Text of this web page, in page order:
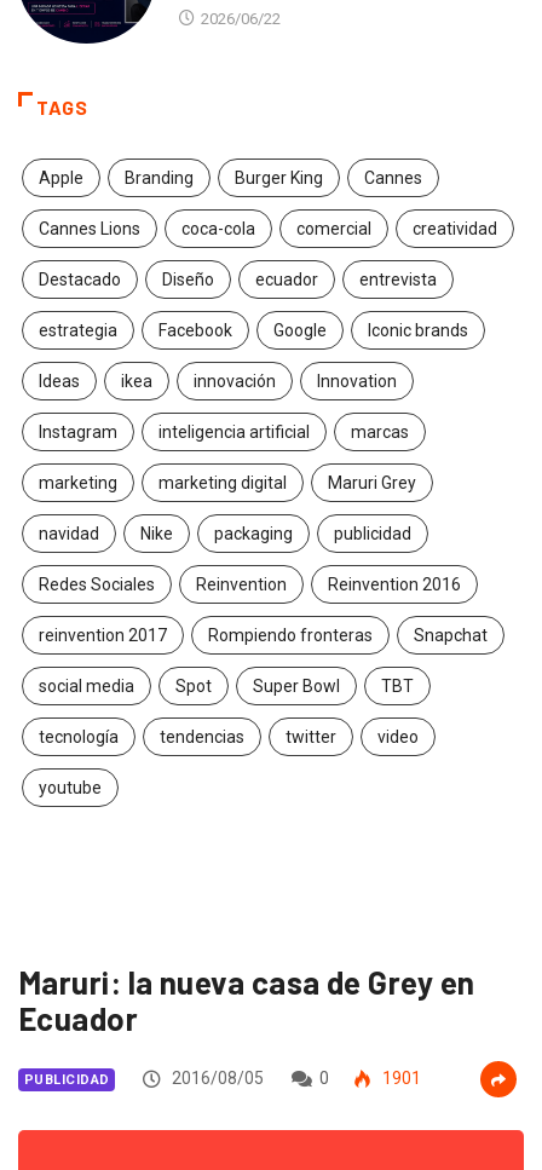
2026/06/22
TAGS
Apple Branding Burger King Cannes
Cannes Lions coca-cola comercial creatividad
Destacado Diseño ecuador entrevista
estrategia Facebook Google Iconic brands
Ideas ikea innovación Innovation
Instagram inteligencia artificial marcas
marketing marketing digital Maruri Grey
navidad Nike packaging publicidad
Redes Sociales Reinvention Reinvention 2016
reinvention 2017 Rompiendo fronteras Snapchat
social media Spot Super Bowl TBT
tecnología tendencias twitter video
youtube
Maruri: la nueva casa de Grey en
Ecuador
PUBLICIDAD 2016/08/05 0 1901